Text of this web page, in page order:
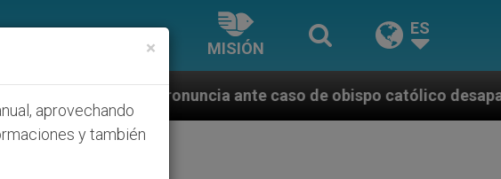
MISIÓN
ES
se pronuncia ante caso de obispo católico desaparecido por la
×
aprovechando
y también